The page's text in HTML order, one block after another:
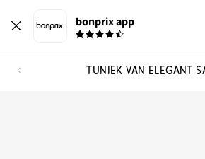
bonprix app
TUNIEK VAN ELEGANT